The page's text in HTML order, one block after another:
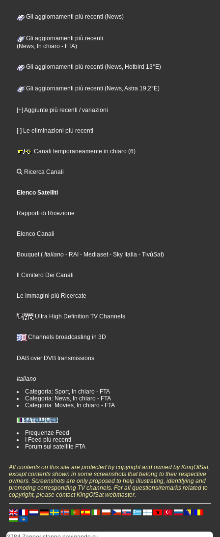
Gli aggiornamenti più recenti (News)
Gli aggiornamenti più recenti
(News, In chiaro - FTA)
Gli aggiornamenti più recenti (News, Hotbird 13°E)
Gli aggiornamenti più recenti (News, Astra 19,2°E)
[+] Aggiunte più recenti / variazioni
[-] Le eliminazioni più recenti
Canali temporaneamente in chiaro (6)
Ricerca Canali
Elenco Satelliti
Rapporti di Ricezione
Elenco Canali
Bouquet ( Italiano - RAI - Mediaset - Sky Italia - TivùSat)
Il Cimitero Dei Canali
Le Immagini più Ricercate
Ultra High Definition TV Channels
Channels broadcasting in 3D
DAB over DVB transmissions
Italiano
Categoria: Sport, In chiaro - FTA
Categoria: News, In chiaro - FTA
Categoria: Movies, In chiaro - FTA
Frequenze Feed
I Feed più recenti
Forum sul satellite FTA
All contents on this site are protected by copyright and owned by KingOfSat,
except contents shown in some screenshots that belong to their respective
owners. Screenshots are only proposed to help illustrating, identifying and
promoting corresponding TV channels. For all questions/remarks related to
copyright, please contact KingOfSat webmaster.